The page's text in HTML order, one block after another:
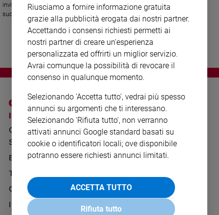
Società
Ambiente
e
Creato
Volontariato
Diritti
di
valore
invitati a donare strumenti inutilizzati, che serviranno alle orchestre dove
suonano bambini "speciali".
I SITI SAN PAOLO
GRUPPO EDITORIALE
SAN PAOLO
BENESSERE
TELENOVA
GAZZETTA D'ALBA
IL GIORNALINO
NOTE LEGALI
PRIVACY POLICY
INFORMATIVA
WHISTLEBLOWING
Riusciamo a fornire informazione gratuita
grazie alla pubblicità erogata dai nostri partner.
Accettando i consensi richiesti permetti ai
nostri partner di creare un'esperienza
personalizzata ed offrirti un miglior servizio.
Avrai comunque la possibilità di revocare il
consenso in qualunque momento.
Selezionando 'Accetta tutto', vedrai più spesso
annunci su argomenti che ti interessano.
Selezionando 'Rifiuta tutto', non verranno
attivati annunci Google standard basati su
cookie o identificatori locali; ove disponibile
potranno essere richiesti annunci limitati.
ACCETTA TUTTO
Rifiuta tutto